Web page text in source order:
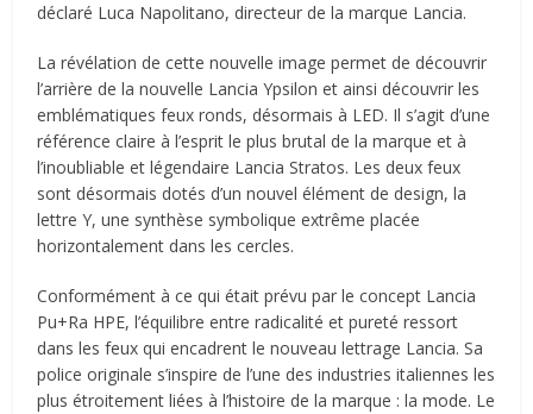
déclaré Luca Napolitano, directeur de la marque Lancia.
La révélation de cette nouvelle image permet de découvrir
l’arrière de la nouvelle Lancia Ypsilon et ainsi découvrir les
emblématiques feux ronds, désormais à LED. Il s’agit d’une
référence claire à l’esprit le plus brutal de la marque et à
l’inoubliable et légendaire Lancia Stratos. Les deux feux
sont désormais dotés d’un nouvel élément de design, la
lettre Y, une synthèse symbolique extrême placée
horizontalement dans les cercles.
Conformément à ce qui était prévu par le concept Lancia
Pu+Ra HPE, l’équilibre entre radicalité et pureté ressort
dans les feux qui encadrent le nouveau lettrage Lancia. Sa
police originale s’inspire de l’une des industries italiennes les
plus étroitement liées à l’histoire de la marque : la mode. Le